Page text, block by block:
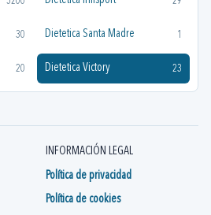
30 Dietetica Santa Madre 1
20 Dietetica Victory 23
INFORMACIÓN LEGAL
Política de privacidad
Política de cookies